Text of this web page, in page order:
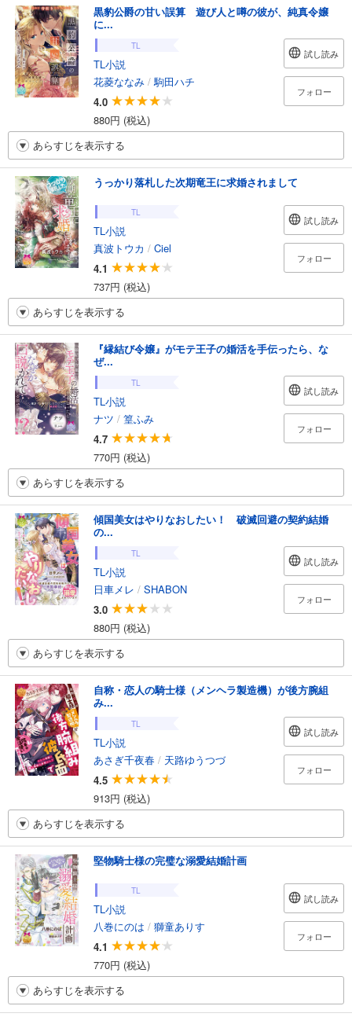
黒豹公爵の甘い誤算 遊び人と噂の彼が、純真令嬢
に...
TL
TL小説
花菱ななみ /駒田ハチ
4.0
880円 (税込)
試し読み
フォロー
あらすじを表示する
うっかり落札した次期竜王に求婚されまして
TL
TL小説
真波トウカ / Ciel
4.1
737円 (税込)
試し読み
フォロー
あらすじを表示する
『縁結び令嬢』がモテ王子の婚活を手伝ったら、な
ぜ...
TL
TL小説
ナツ / 篁ふみ
4.7
770円 (税込)
試し読み
フォロー
あらすじを表示する
傾国美女はやりなおしたい！ 破滅回避の契約結婚
の...
TL
TL小説
日車メレ / SHABON
3.0
880円 (税込)
試し読み
フォロー
あらすじを表示する
自称・恋人の騎士様（メンヘラ製造機）が後方腕組
み...
TL
TL小説
あさぎ千夜春 / 天路ゆうつづ
4.5
913円 (税込)
試し読み
フォロー
あらすじを表示する
堅物騎士様の完璧な溺愛結婚計画
TL
TL小説
八巻にのは / 獅童ありす
4.1
770円 (税込)
試し読み
フォロー
あらすじを表示する